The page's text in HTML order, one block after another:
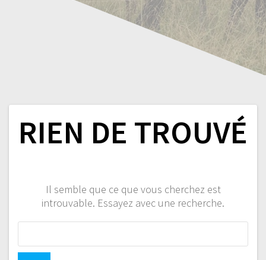
RIEN DE TROUVÉ
Il semble que ce que vous cherchez est
introuvable. Essayez avec une recherche.